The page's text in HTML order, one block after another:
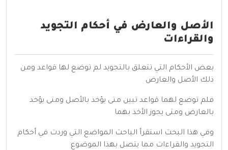
الأصل والعارض في أحكام التجويد
والقراءات
بعض الأحكام التي تتعلق بالتجويد لم توضع لها قواعد ومن
ذلك الأصل والعارض
فلم توضع لهما قواعد تبين متى يؤخذ بالأصل ومتى يؤخذ
بالعارض ومتى يجوز الأخذ بهما
وفي هذا البحث استقرأ الباحث المواضع التي وردت في أحكام
التجويد والقراءات مما يتصل بهذا الموضوع